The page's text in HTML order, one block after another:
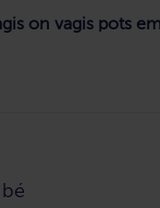
on vagis pots